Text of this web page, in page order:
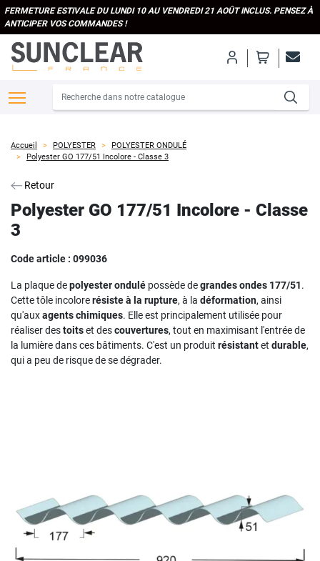
FERMETURE ESTIVALE DU LUNDI 10 AU VENDREDI 21 AOÛT INCLUS. PENSEZ À
ANTICIPER VOS COMMANDES !
Accueil POLYESTER
POLYESTER ONDULÉ
Polyester GO 177/51 Incolore - Classe 3
Retour
Polyester GO 177/51 Incolore - Classe
3
Code article : 099036
La plaque depolyester ondulé possède degrandes ondes 177/51.
Cette tôle incolorerésiste à la rupture, à la déformation, ainsi
qu'auxagents chimiques. Elle est principalement utilisée pour
réaliser destoitset descouvertures, tout en maximisant l'entrée de
la lumière dans ces bâtiments. C'est un produit résistantet durable,
qui a peu de risque de se dégrader.